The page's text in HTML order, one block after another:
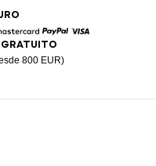
MastercardPaypal
800 EUR)